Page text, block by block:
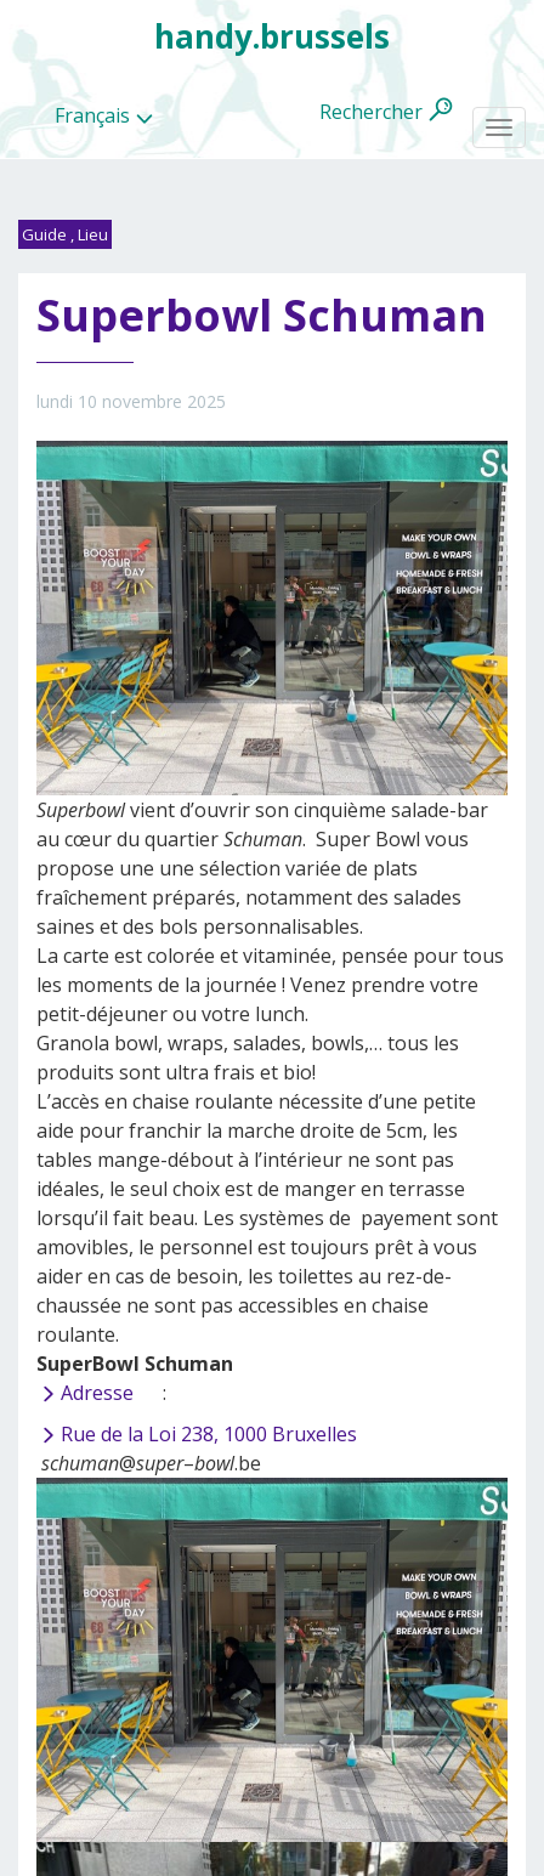
Français
handy.brussels
Rechercher
Guide ,Lieu
Superbowl Schuman
lundi 10 novembre 2025
Superbowlvient d’ouvrir son cinquième salade-bar
au cœur du quartierSchuman. Super Bowl vous
propose une une sélection variée de plats
fraîchement préparés, notamment des salades
saines et des bols personnalisables.
La carte est colorée et vitaminée, pensée pour tous
les moments de la journée ! Venez prendre votre
petit-déjeuner ou votre lunch.
Granola bowl, wraps, salades, bowls,… tous les
produits sont ultra frais et bio!
L’accès en chaise roulante nécessite d’une petite
aide pour franchir la marche droite de 5cm, les
tables mange-débout à l’intérieur ne sont pas
idéales, le seul choix est de manger en terrasse
lorsqu’il fait beau. Les systèmes de payement sont
amovibles, le personnel est toujours prêt à vous
aider en cas de besoin, les toilettes au rez-de-
chaussée ne sont pas accessibles en chaise
roulante.
SuperBowl Schuman
Adresse
:
Rue de la Loi 238, 1000 Bruxelles
schuman@super–bowl.be
les
categories